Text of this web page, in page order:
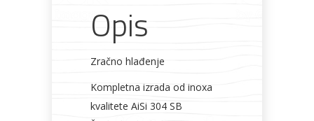
Opis
Zračno hlađenje
Kompletna izrada od inoxa
kvalitete AiSi 304 SB